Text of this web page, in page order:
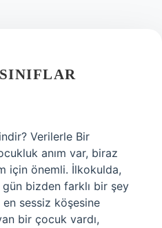
Verilerle Bir
anım var, biraz
için önemli. İlkokulda,
bizden farklı bir şey
en sessiz köşesine
bir çocuk vardı,